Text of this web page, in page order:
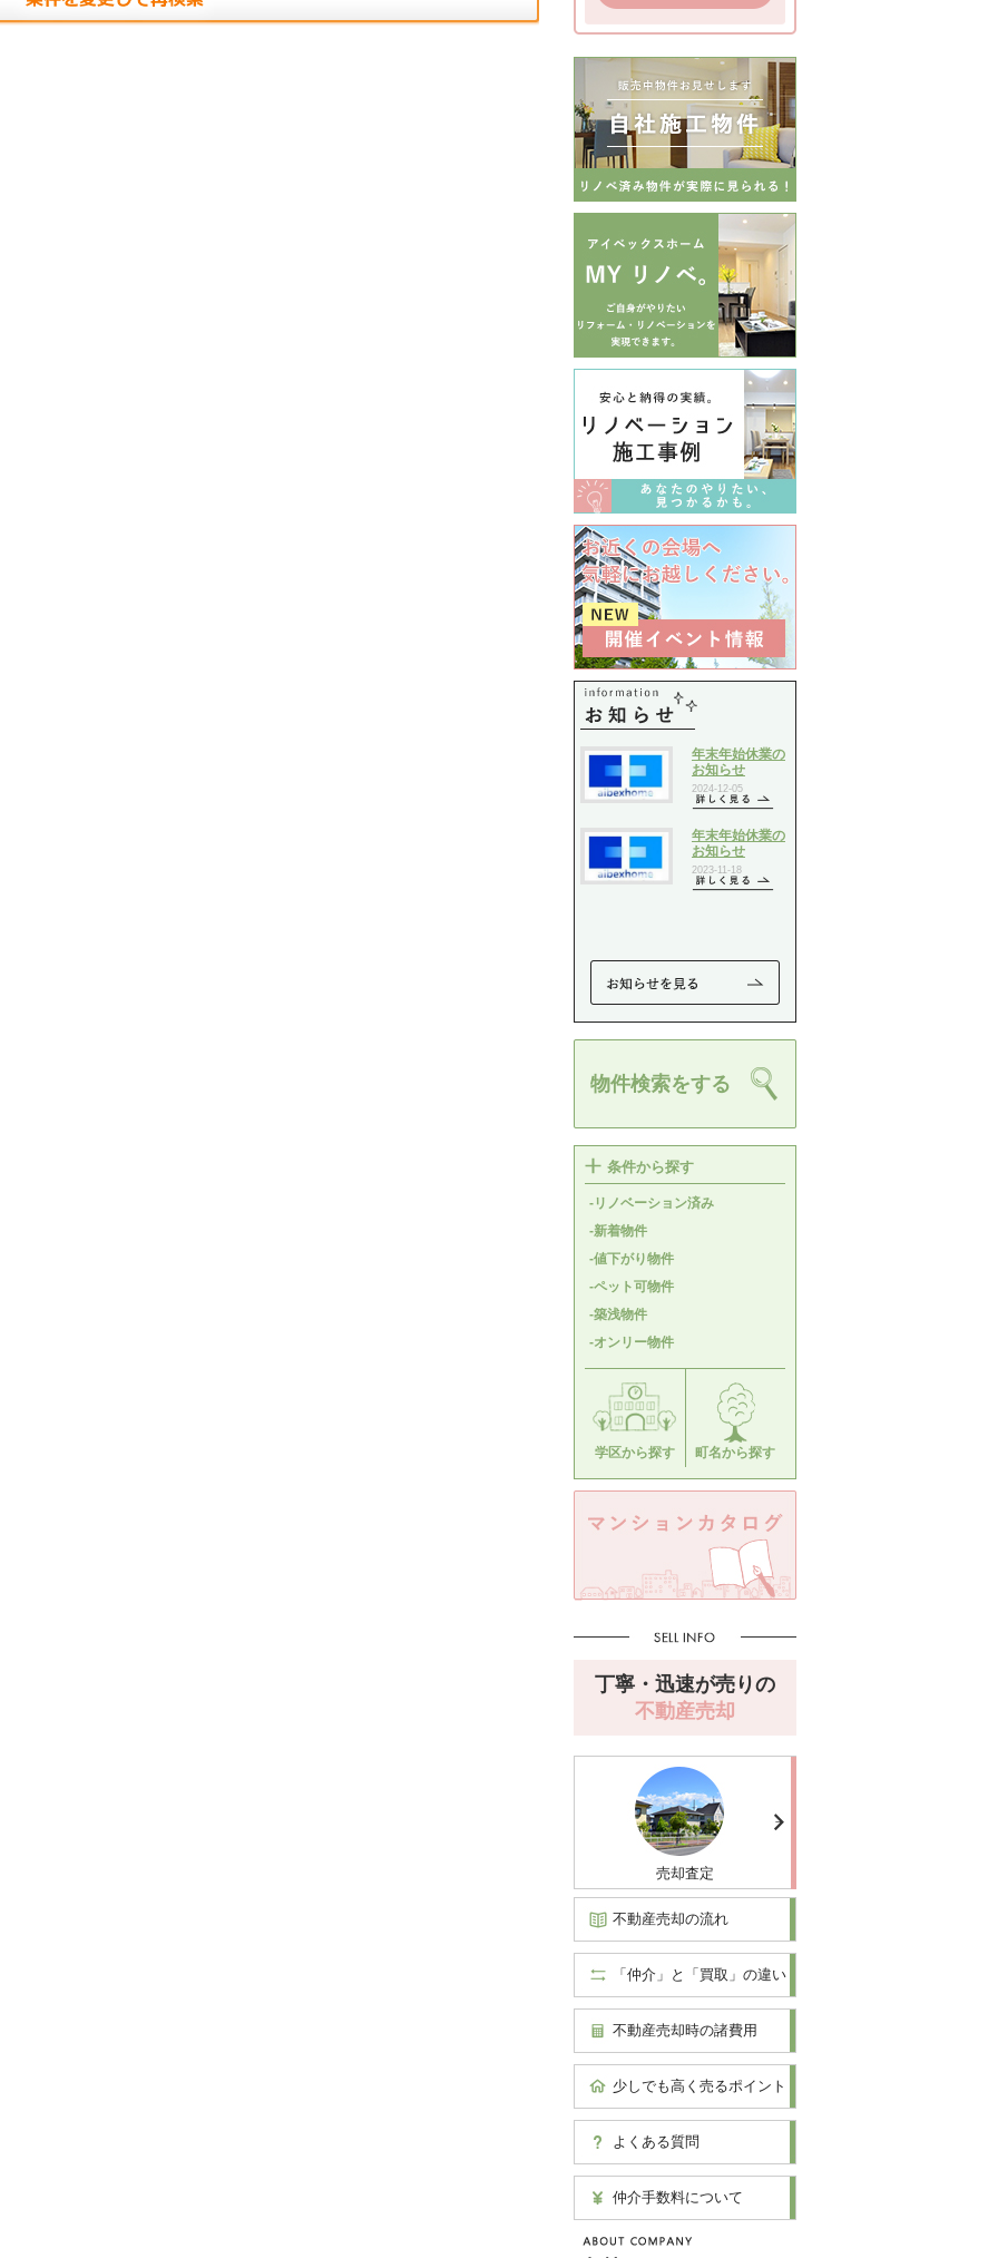
物件検索をする
条件から探す
-リノベーション済み
-新着物件
-値下がり物件
-ペット可物件
-築浅物件
-オンリー物件
学区から探す 町名から探す
丁寧・迅速が売りの
不動産売却
売却査定
不動産売却の流れ
「仲介」と「買取」の違い
不動産売却時の諸費用
少しでも高く売るポイント
よくある質問
仲介手数料について